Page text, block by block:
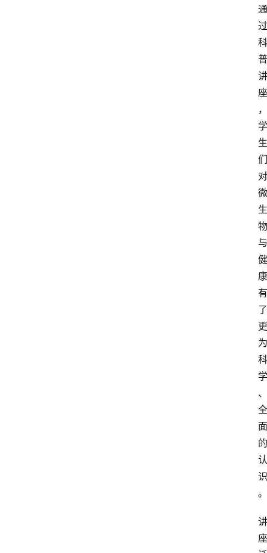
通
过
科
普
讲
座
，
学
生
们
对
微
生
物
与
健
康
有
了
更
为
科
学
、
全
面
的
认
识
。
讲
座